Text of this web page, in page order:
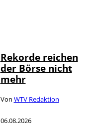
Rekorde reichen
der Börse nicht
mehr
Von WTV Redaktion
06.08.2026